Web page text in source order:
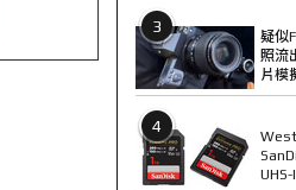
3
疑似
照流
片模
4